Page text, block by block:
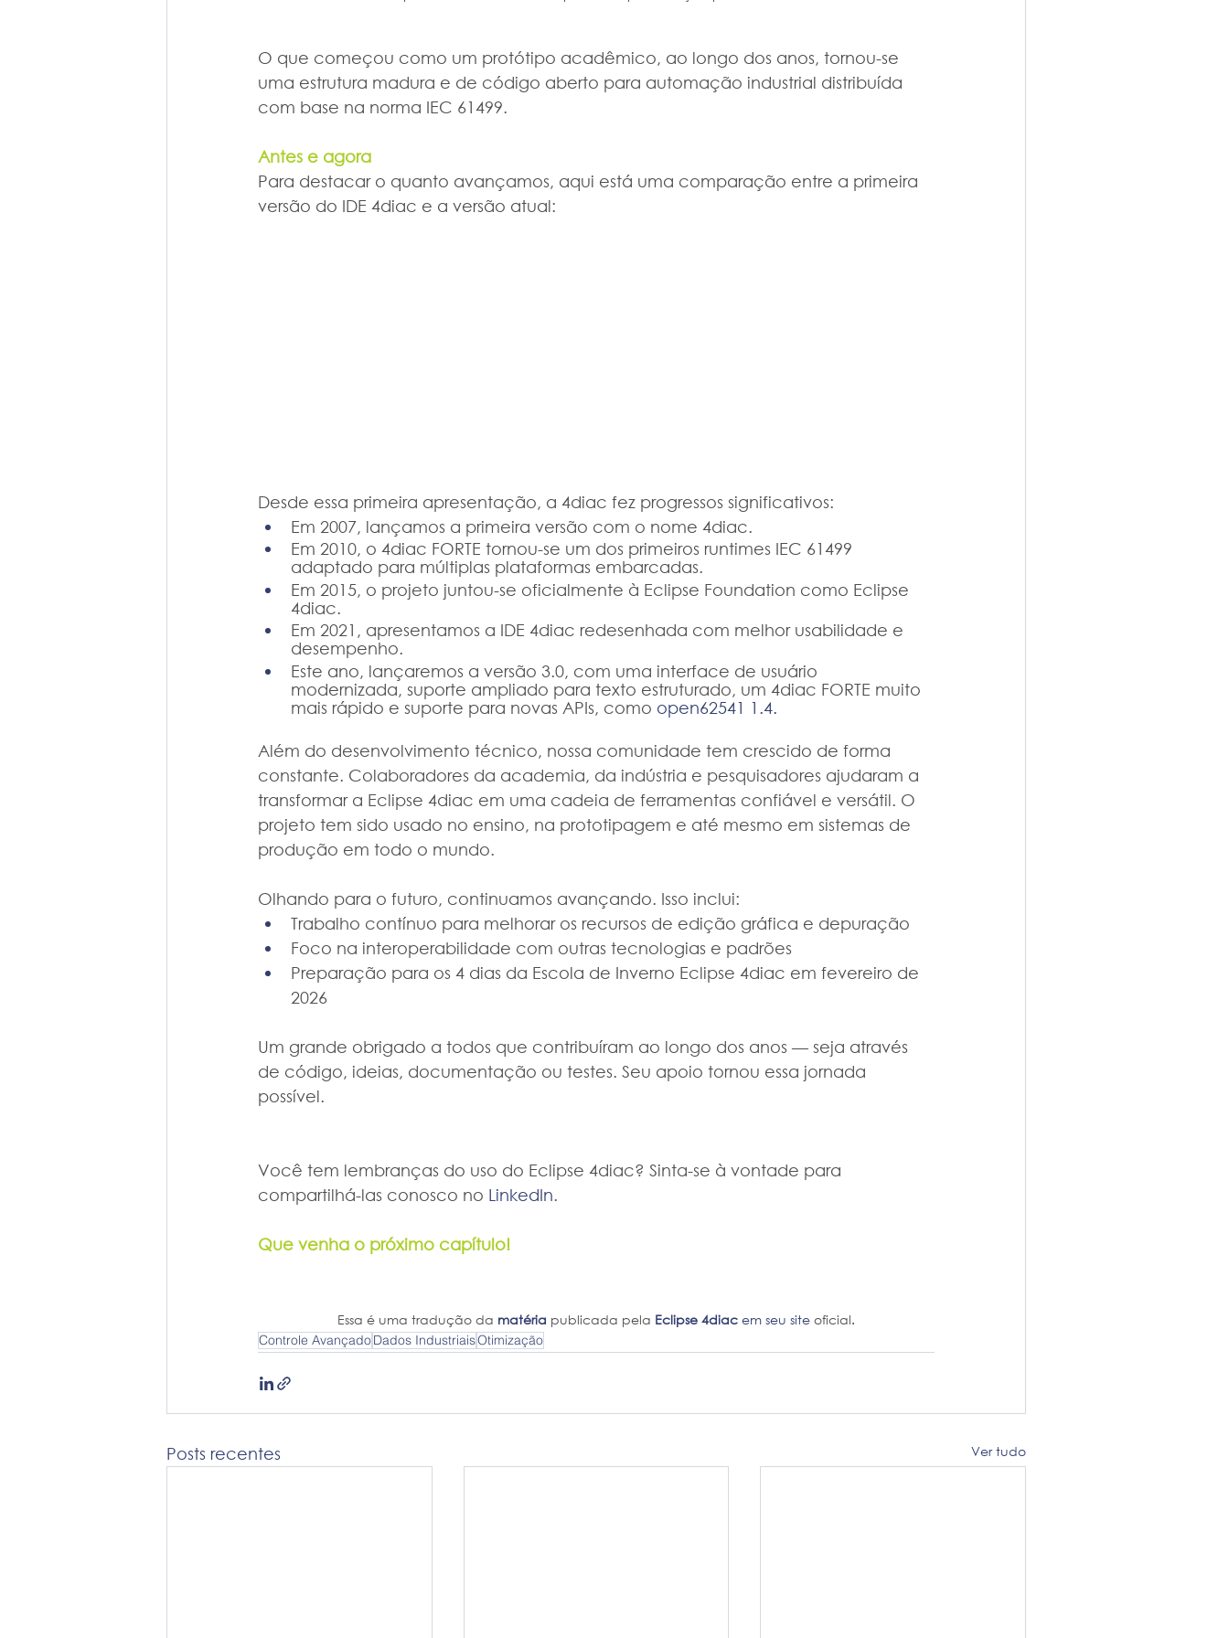
O que começou como um protótipo acadêmico, ao longo dos anos, tornou-se
uma estrutura madura e de código aberto para automação industrial distribuída
com base na norma IEC 61499.
Antes e agora
Para destacar o quanto avançamos, aqui está uma comparação entre a primeira
versão do IDE 4diac e a versão atual:
Desde essa primeira apresentação, a 4diac fez progressos significativos:
Em 2007, lançamos a primeira versão com o nome 4diac.
Em 2010, o 4diac FORTE tornou-se um dos primeiros runtimes IEC 61499
adaptado para múltiplas plataformas embarcadas.
Em 2015, o projeto juntou-se oficialmente à Eclipse Foundation como Eclipse
4diac.
Em 2021, apresentamos a IDE 4diac redesenhada com melhor usabilidade e
desempenho.
Este ano, lançaremos a versão 3.0, com uma interface de usuário
modernizada, suporte ampliado para texto estruturado, um 4diac FORTE muito
mais rápido e suporte para novas APIs, como open62541 1.4.
Além do desenvolvimento técnico, nossa comunidade tem crescido de forma
constante. Colaboradores da academia, da indústria e pesquisadores ajudaram a
transformar a Eclipse 4diac em uma cadeia de ferramentas confiável e versátil. O
projeto tem sido usado no ensino, na prototipagem e até mesmo em sistemas de
produção em todo o mundo.
Olhando para o futuro, continuamos avançando. Isso inclui:
Trabalho contínuo para melhorar os recursos de edição gráfica e depuração
Foco na interoperabilidade com outras tecnologias e padrões
Preparação para os 4 dias da Escola de Inverno Eclipse 4diac em fevereiro de
2026
Um grande obrigado a todos que contribuíram ao longo dos anos — seja através
de código, ideias, documentação ou testes. Seu apoio tornou essa jornada
possível.
Você tem lembranças do uso do Eclipse 4diac? Sinta-se à vontade para
compartilhá-las conosco no LinkedIn.
Que venha o próximo capítulo!
Essa é uma tradução da matéria publicada pela Eclipse 4diac em seu site oficial.
Controle AvançadoDados IndustriaisOtimização
Posts recentes Ver tudo